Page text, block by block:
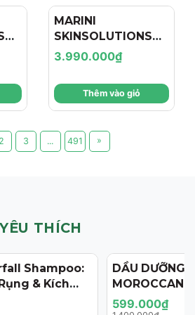
MARINI
SKINSOLUTIONS
Transformation
Face Cream – Kem
Dưỡng Hỗ Trợ Tái
Tạo, Giảm Nếp
Nhăn Và Săn Chắc
Da
3.990.000₫
Thêm vào giỏ
2 3 ... 491 »
THÍCH
Shampoo:
& Kích
Y Khoa
- 57%
DẦU DƯỠNG
125ML
599.000₫